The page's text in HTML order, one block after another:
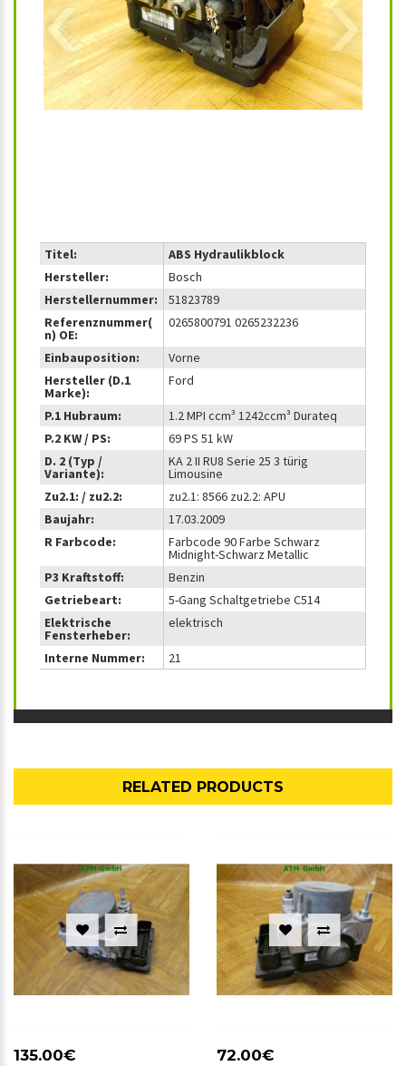
Titel:
ABS Hydraulikblock
Hersteller:
Bosch
Herstellernummer:
51823789
Referenznummer(
n) OE:
0265800791 0265232236
Einbauposition:
Vorne
Hersteller (D.1
Marke):
Ford
P.1 Hubraum:
1.2 MPI ccm³ 1242ccm³ Durateq
P.2 KW / PS:
69 PS 51 kW
D. 2 (Typ /
Variante):
KA 2 II RU8 Serie 25 3 türig
Limousine
Zu2.1: / zu2.2:
zu2.1: 8566 zu2.2: APU
Baujahr:
17.03.2009
R Farbcode:
Farbcode 90 Farbe Schwarz
Midnight-Schwarz Metallic
P3 Kraftstoff:
Benzin
Getriebeart:
5-Gang Schaltgetriebe C514
Elektrische
Fensterheber:
elektrisch
Interne Nummer: 21
RELATED PRODUCTS
135.00€ 72.00€